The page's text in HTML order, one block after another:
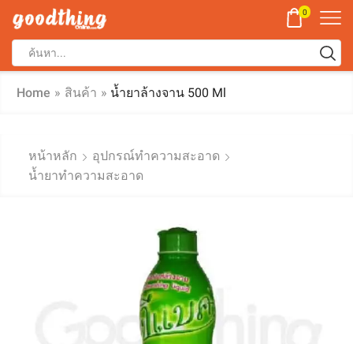
0
Home » สินค้า » น้ำยาล้างจาน 500 Ml
หน้าหลัก
อุปกรณ์ทำความสะอาด
น้ำยาทำความสะอาด